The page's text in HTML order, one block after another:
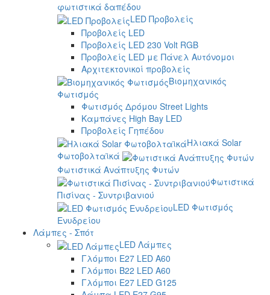
φωτιστικά δαπέδου
LED Προβολείς
Προβολείς LED
Προβολείς LED 230 Volt RGB
Προβολείς LED με Πάνελ Αυτόνομοι
Αρχιτεκτονικοί προβολείς
Βιομηχανικός
Φωτισμός
Φωτισμός Δρόμου Street Lights
Καμπάνες High Bay LED
Προβολείς Γηπέδου
Ηλιακά Solar
Φωτοβολταϊκά
Φωτιστικά Ανάπτυξης Φυτών
Φωτιστικά
Πισίνας - Συντριβανιού
LED Φωτισμός
Ενυδρείου
Λάμπες - Σπότ
LED Λάμπες
Γλόμποι E27 LED A60
Γλόμποι B22 LED A60
Γλόμποι E27 LED G125